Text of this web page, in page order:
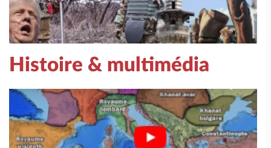
Histoire & multimédia